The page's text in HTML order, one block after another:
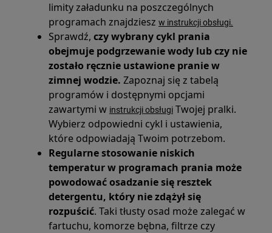
limity załadunku na poszczególnych
programach znajdzieszw instrukcji obsługi.
Sprawdź, czy wybrany cykl prania
obejmuje podgrzewanie wody lub czy nie
zostało ręcznie ustawione pranie w
zimnej wodzie. Zapoznaj się z tabelą
programów i dostępnymi opcjami
zawartymi w instrukcji obsługi Twojej pralki.
Wybierz odpowiedni cykl i ustawienia,
które odpowiadają Twoim potrzebom.
Regularne stosowanie niskich
temperatur w programach prania może
powodować osadzanie się resztek
detergentu, który nie zdążył się
rozpuścić. Taki tłusty osad może zalegać w
fartuchu, komorze bębna, filtrze czy